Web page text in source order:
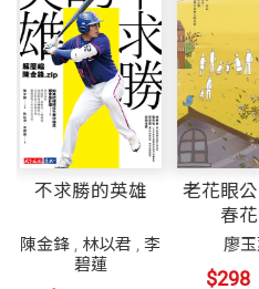
35.3 串聯電路
35.4 並聯電路
35.5 電路圖
35.6 複電路中的電阻組合
35.7 並聯電路及超載
36.1 磁極
陳可崗 譯者
生於廣州，成長於台灣最
校，台大物理系畢業，美
實驗固態物理。曾任教於
工餘及退休後，輒常撰寫
不求勝的英雄
陳金鋒 , 林以君 ,李
碧蓮
老花眼
春
廖
$298